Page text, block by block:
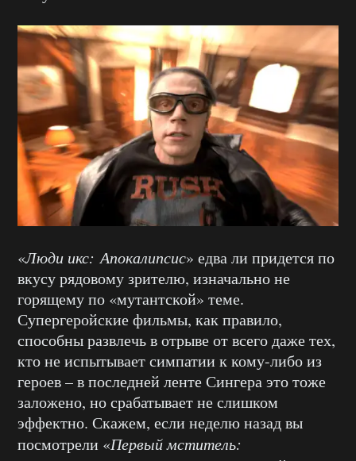
«Люди икс: Апокалипсис» едва ли придется по
вкусу рядовому зрителю, изначально не
горящему по «мутантской» теме.
Супергеройские фильмы, как правило,
способны развлечь в отрыве от всего даже тех,
кто не испытывает симпатии к кому-либо из
героев – в последней ленте Сингера это тоже
заложено, но срабатывает не слишком
эффектно. Скажем, если неделю назад вы
посмотрели «Первый мститель: